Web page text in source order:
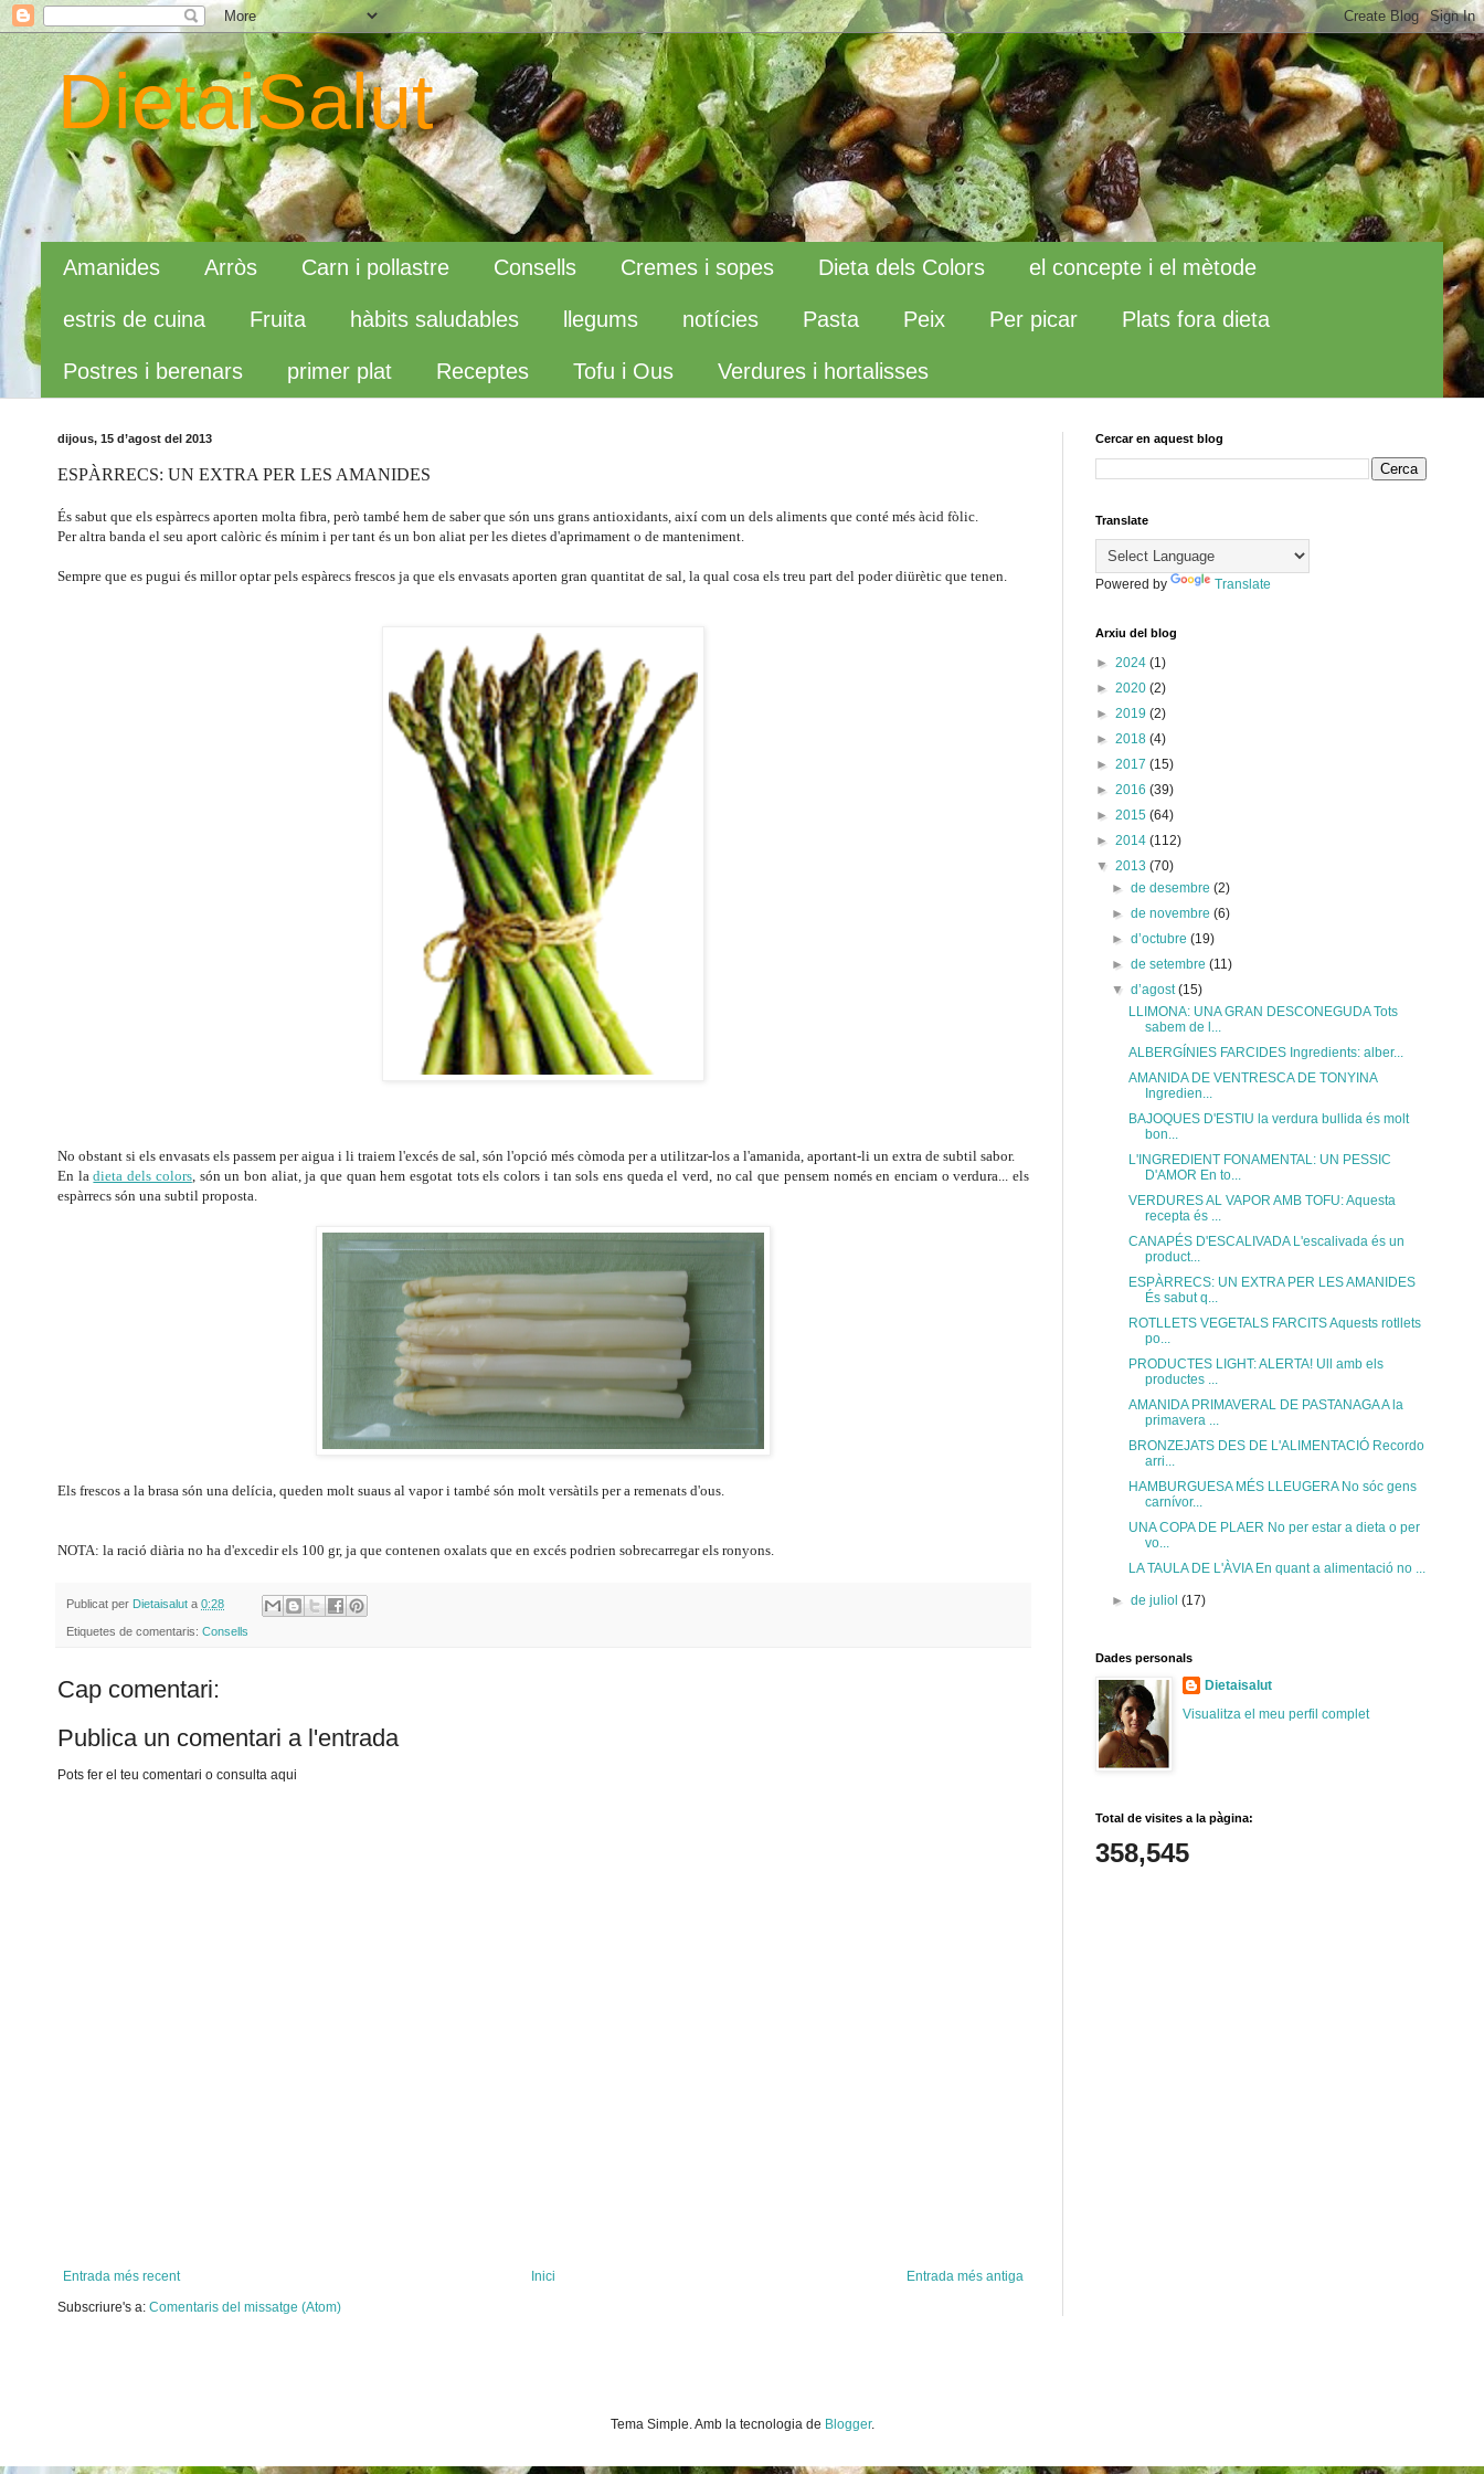
DietaiSalut
Amanides Arròs Carn i pollastre Consells Cremes i sopes Dieta dels Colors el concepte i el mètode
estris de cuina Fruita hàbits saludables llegums notícies Pasta Peix Per picar Plats fora dieta
Postres i berenars primer plat Receptes Tofu i Ous Verdures i hortalisses
dijous, 15 d’agost del 2013
ESPÀRRECS: UN EXTRA PER LES AMANIDES
És sabut que els espàrrecs aporten molta fibra, però també hem de saber que són uns grans antioxidants, així com un dels aliments que conté més àcid fòlic.
Per altra banda el seu aport calòric és mínim i per tant és un bon aliat per les dietes d'aprimament o de manteniment.
Sempre que es pugui és millor optar pels espàrecs frescos ja que els envasats aporten gran quantitat de sal, la qual cosa els treu part del poder diürètic que tenen.
No obstant si els envasats els passem per aigua i li traiem l'excés de sal, són l'opció més còmoda per a utilitzar-los a l'amanida, aportant-li un extra de subtil sabor.
En ladieta dels colors, són un bon aliat, ja que quan hem esgotat tots els colors i tan sols ens queda el verd, no cal que pensem només en enciam o verdura... els
espàrrecs són una subtil proposta.
Els frescos a la brasa són una delícia, queden molt suaus al vapor i també són molt versàtils per a remenats d'ous.
NOTA: la ració diària no ha d'excedir els 100 gr, ja que contenen oxalats que en excés podrien sobrecarregar els ronyons.
Publicat per Dietaisalut a 0:28
Etiquetes de comentaris: Consells
Cap comentari:
Publica un comentari a l'entrada
Pots fer el teu comentari o consulta aqui
Entrada més recent Entrada més antiga
Inici
Subscriure's a: Comentaris del missatge (Atom)
Cercar en aquest blog
Translate
Powered by Translate
Arxiu del blog
► 2024 (1)
► 2020 (2)
► 2019 (2)
► 2018 (4)
► 2017 (15)
► 2016 (39)
► 2015 (64)
► 2014 (112)
▼ 2013 (70)
►de desembre(2)
►de novembre(6)
►d’octubre(19)
►de setembre(11)
▼d’agost(15)
LLIMONA: UNA GRAN DESCONEGUDA Tots
sabem de l...
ALBERGÍNIES FARCIDES Ingredients: alber...
AMANIDA DE VENTRESCA DE TONYINA
Ingredien...
BAJOQUES D'ESTIU la verdura bullida és molt
bon...
L'INGREDIENT FONAMENTAL: UN PESSIC
D'AMOR En to...
VERDURES AL VAPOR AMB TOFU: Aquesta
recepta és ...
CANAPÉS D'ESCALIVADA L'escalivada és un
product...
ESPÀRRECS: UN EXTRA PER LES AMANIDES
És sabut q...
ROTLLETS VEGETALS FARCITS Aquests rotllets
po...
PRODUCTES LIGHT: ALERTA! Ull amb els
productes ...
AMANIDA PRIMAVERAL DE PASTANAGA A la
primavera ...
BRONZEJATS DES DE L'ALIMENTACIÓ Recordo
arri...
HAMBURGUESA MÉS LLEUGERA No sóc gens
carnívor...
UNA COPA DE PLAER No per estar a dieta o per
vo...
LA TAULA DE L'ÀVIA En quant a alimentació no ...
►de juliol(17)
Dades personals
Dietaisalut
Visualitza el meu perfil complet
Total de visites a la pàgina:
358,545
Tema Simple. Amb la tecnologia de Blogger.